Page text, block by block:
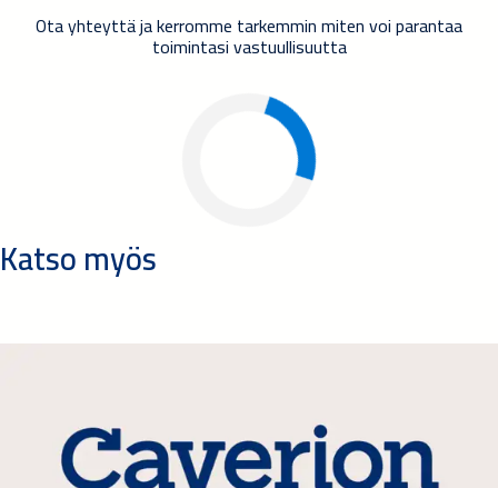
Ota yhteyttä ja kerromme tarkemmin miten voi parantaa
toimintasi vastuullisuutta
Katso myös